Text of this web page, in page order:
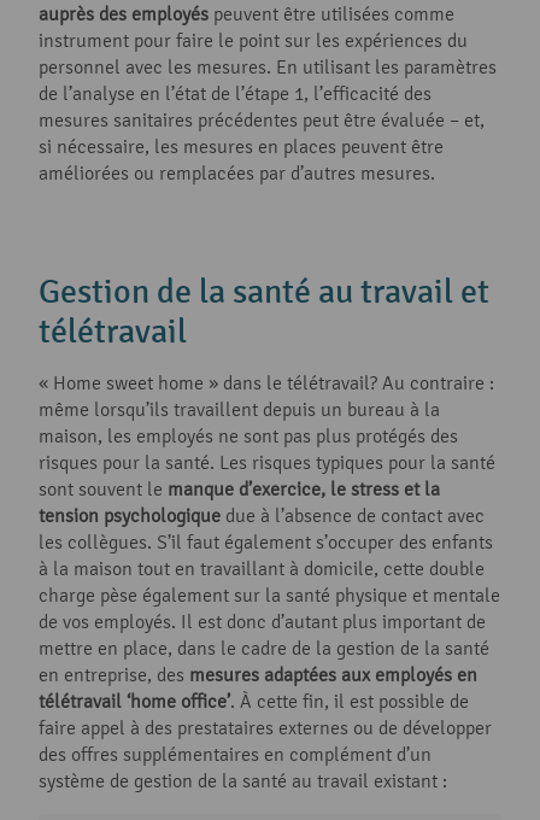
auprès des employés peuvent être utilisées comme
instrument pour faire le point sur les expériences du
personnel avec les mesures. En utilisant les paramètres
de l’analyse en l’état de l’étape 1, l’efficacité des
mesures sanitaires précédentes peut être évaluée – et,
si nécessaire, les mesures en places peuvent être
améliorées ou remplacées par d’autres mesures.
Gestion de la santé au travail et
télétravail
« Home sweet home » dans le télétravail? Au contraire :
même lorsqu’ils travaillent depuis un bureau à la
maison, les employés ne sont pas plus protégés des
risques pour la santé. Les risques typiques pour la santé
sont souvent le manque d’exercice, le stress et la
tension psychologique due à l’absence de contact avec
les collègues. S’il faut également s’occuper des enfants
à la maison tout en travaillant à domicile, cette double
charge pèse également sur la santé physique et mentale
de vos employés. Il est donc d’autant plus important de
mettre en place, dans le cadre de la gestion de la santé
en entreprise, des mesures adaptées aux employés en
télétravail ‘home office’. À cette fin, il est possible de
faire appel à des prestataires externes ou de développer
des offres supplémentaires en complément d’un
système de gestion de la santé au travail existant :